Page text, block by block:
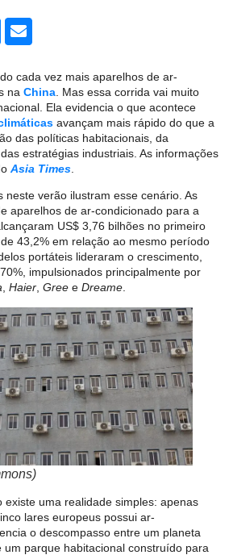
cada vez mais aparelhos de ar-
na China . Mas essa corrida vai muito
Ela evidencia o que acontece
avançam mais rápido do que a
das políticas habitacionais, da
estratégias industriais. As informações
Asia Times
neste verão ilustram esse cenário. As
aparelhos de ar-condicionado para a
US$ 3,76 bilhões no primeiro
43,2% em relação ao mesmo período
portáteis lideraram o crescimento,
impulsionados principalmente por
, Haier, Gree e Dreame.
existe uma realidade simples: apenas
lares europeus possui ar-
o descompasso entre um planeta
um parque habitacional construído para